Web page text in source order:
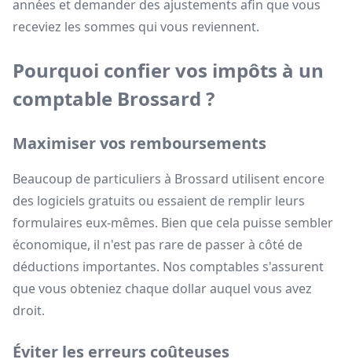
années et demander des ajustements afin que vous
receviez les sommes qui vous reviennent.
Pourquoi confier vos impôts à un
comptable Brossard ?
Maximiser vos remboursements
Beaucoup de particuliers à Brossard utilisent encore
des logiciels gratuits ou essaient de remplir leurs
formulaires eux-mêmes. Bien que cela puisse sembler
économique, il n'est pas rare de passer à côté de
déductions importantes. Nos comptables s'assurent
que vous obteniez chaque dollar auquel vous avez
droit.
Éviter les erreurs coûteuses